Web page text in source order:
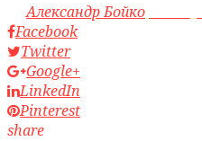
byАлександр Бойко
Facebook
Twitter
Google+
LinkedIn
Pinterest
share